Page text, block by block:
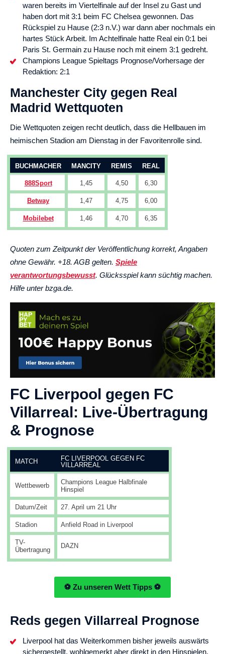
waren bereits im Viertelfinale auf der Insel zu Gast und
haben dort mit 3:1 beim FC Chelsea gewonnen. Das
Rückspiel zu Hause (2:3 n.V.) war dann aber nochmals ein
hartes Stück Arbeit. Im Achtelfinale hatte Real ein 0:1 bei
Paris St. Germain zu Hause noch mit einem 3:1 gedreht.
Champions League Spieltags Prognose/Vorhersage der
Redaktion: 2:1
Manchester City gegen Real
Madrid Wettquoten
Die Wettquoten zeigen recht deutlich, dass die Hellbauen im
heimischen Stadion am Dienstag in der Favoritenrolle sind.
BUCHMACHER MANCITY REMIS REAL
888Sport 1,45 4,50 6,30
Betway 1,47 4,75 6,00
Mobilebet 1,46 4,70 6,35
Quoten zum Zeitpunkt der Veröffentlichung korrekt, Angaben
ohne Gewähr. +18. AGB gelten. Spiele
verantwortungsbewusst. Glücksspiel kann süchtig machen.
Hilfe unter bzga.de.
FC Liverpool gegen FC
Villarreal: Live-Übertragung
& Prognose
MATCH
FC LIVERPOOL GEGEN FC
VILLARREAL
Wettbewerb
Champions League Halbfinale
Hinspiel
Datum/Zeit 27. April um 21 Uhr
Stadion Anfield Road in Liverpool
TV-
Übertragung
DAZN
⚽ Zu unseren Wett Tipps ⚽
Reds gegen Villarreal Prognose
Liverpool hat das Weiterkommen bisher jeweils auswärts
sichergestellt, wohlgemerkt aber direkt in den Hinspielen.